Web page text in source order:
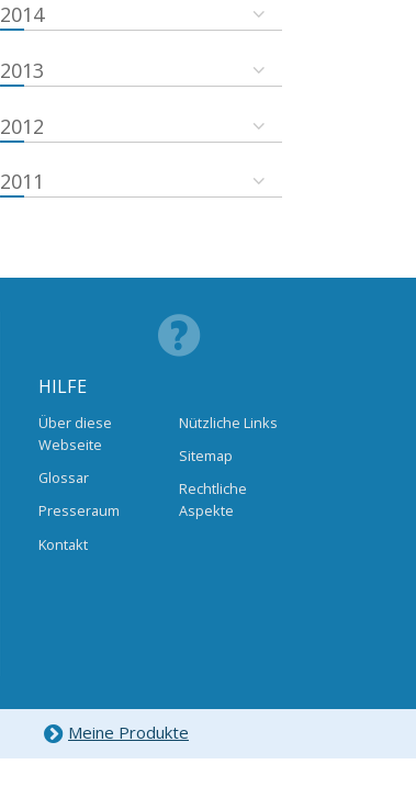
2014
2013
2012
2011
HILFE
Über diese
Webseite
Glossar
Presseraum
Kontakt
Nützliche Links
Sitemap
Rechtliche
Aspekte
Meine Produkte